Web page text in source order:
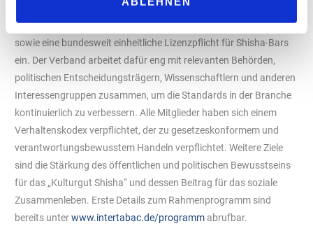
anderem für eine sinn- und maßvolle Regulierung und
Steuergesetzgebung, die Bekämpfung des Schwarzmarktes
sowie eine bundesweit einheitliche Lizenzpflicht für Shisha-Bars
ein. Der Verband arbeitet dafür eng mit relevanten Behörden,
politischen Entscheidungsträgern, Wissenschaftlern und anderen
Interessengruppen zusammen, um die Standards in der Branche
kontinuierlich zu verbessern. Alle Mitglieder haben sich einem
Verhaltenskodex verpflichtet, der zu gesetzeskonformem und
verantwortungsbewusstem Handeln verpflichtet. Weitere Ziele
sind die Stärkung des öffentlichen und politischen Bewusstseins
für das „Kulturgut Shisha“ und dessen Beitrag für das soziale
Zusammenleben. Erste Details zum Rahmenprogramm sind
bereits unterwww.intertabac.de/programmabrufbar.